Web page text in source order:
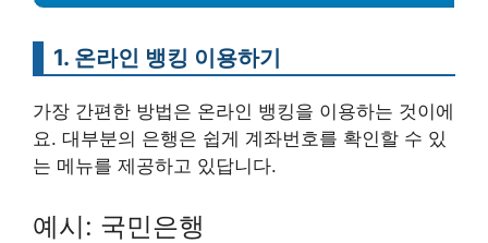
1. 온라인 뱅킹 이용하기
가장 간편한 방법은 온라인 뱅킹을 이용하는 것이에
요. 대부분의 은행은 쉽게 계좌번호를 확인할 수 있
는 메뉴를 제공하고 있답니다.
예시: 국민은행